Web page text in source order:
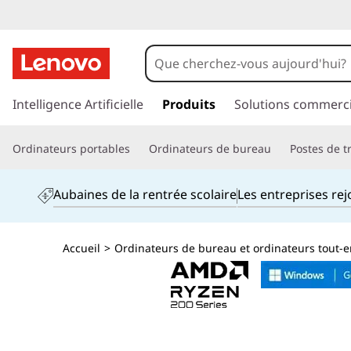
a
e
c
Intelligence Artificielle Produits Solutions
Ordinateurs portables Ordinateurs de bureau Postes de
Aubaines de la rentrée scolaireLes entreprises
Accueil > Ordinateurs de bureau et ordinateurs tout-